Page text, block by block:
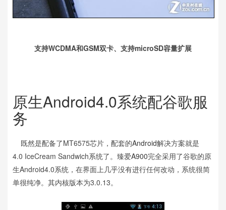
支持WCDMA和GSM双卡、支持microSD容量扩展
原生Android4.0系统配谷歌服
务
既然是配备了MT6575芯片，配套的Android解决方案就是
4.0 IceCream Sandwich系统了。臻爱A900完全采用了谷歌的原
生Android4.0系统，在界面上几乎没有进行任何改动，系统很简
单很纯净。其内核版本为3.0.13。